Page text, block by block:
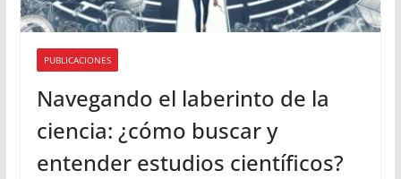
PUBLICACIONES
Navegando el laberinto de la
ciencia: ¿cómo buscar y
entender estudios científicos?